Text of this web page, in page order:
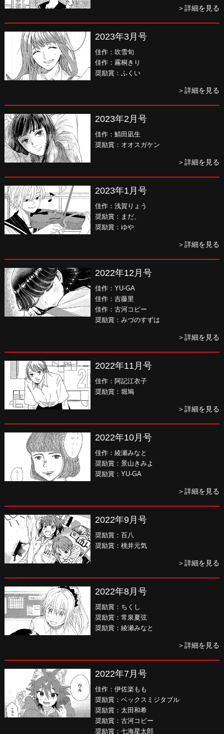
＞詳細を見る
2023年3月号
佳作：吹雪旬
佳作：霧桐きり
奨励賞：ふくい
＞詳細を見る
2023年2月号
佳作：鯖田凪生
奨励賞：オオスガケン
＞詳細を見る
2023年1月号
佳作：浅賀りょう
奨励賞：まだ、
奨励賞：ゆや
＞詳細を見る
2022年12月号
佳作：YU-GA
佳作：吉藤里
佳作：古河コビー
奨励賞：みづのすずは
＞詳細を見る
2022年11月号
佳作：阿記江衣子
奨励賞：堀鳩
＞詳細を見る
2022年10月号
佳作：綾瀬みなと
奨励賞：景山きみよ
奨励賞：YU-GA
＞詳細を見る
2022年9月号
奨励賞：百八
奨励賞：桃井元気
＞詳細を見る
2022年8月号
奨励賞：ちくし
奨励賞：常泉夏弦
奨励賞：綾瀬みなと
＞詳細を見る
2022年7月号
佳作：伊佐楽もも
奨励賞：ベックスミジタブル
奨励賞：太田和希
奨励賞：古河コビー
奨励賞：七海星太郎